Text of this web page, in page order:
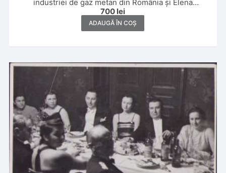
industriei de gaz metan din România și Elena
Motăș,1926-1930, Sinaia, Călimănești, Breaza, Poiana
Brașov, Nămăești, Sibiu, Moreni
700 lei
ADAUGĂ ÎN COȘ